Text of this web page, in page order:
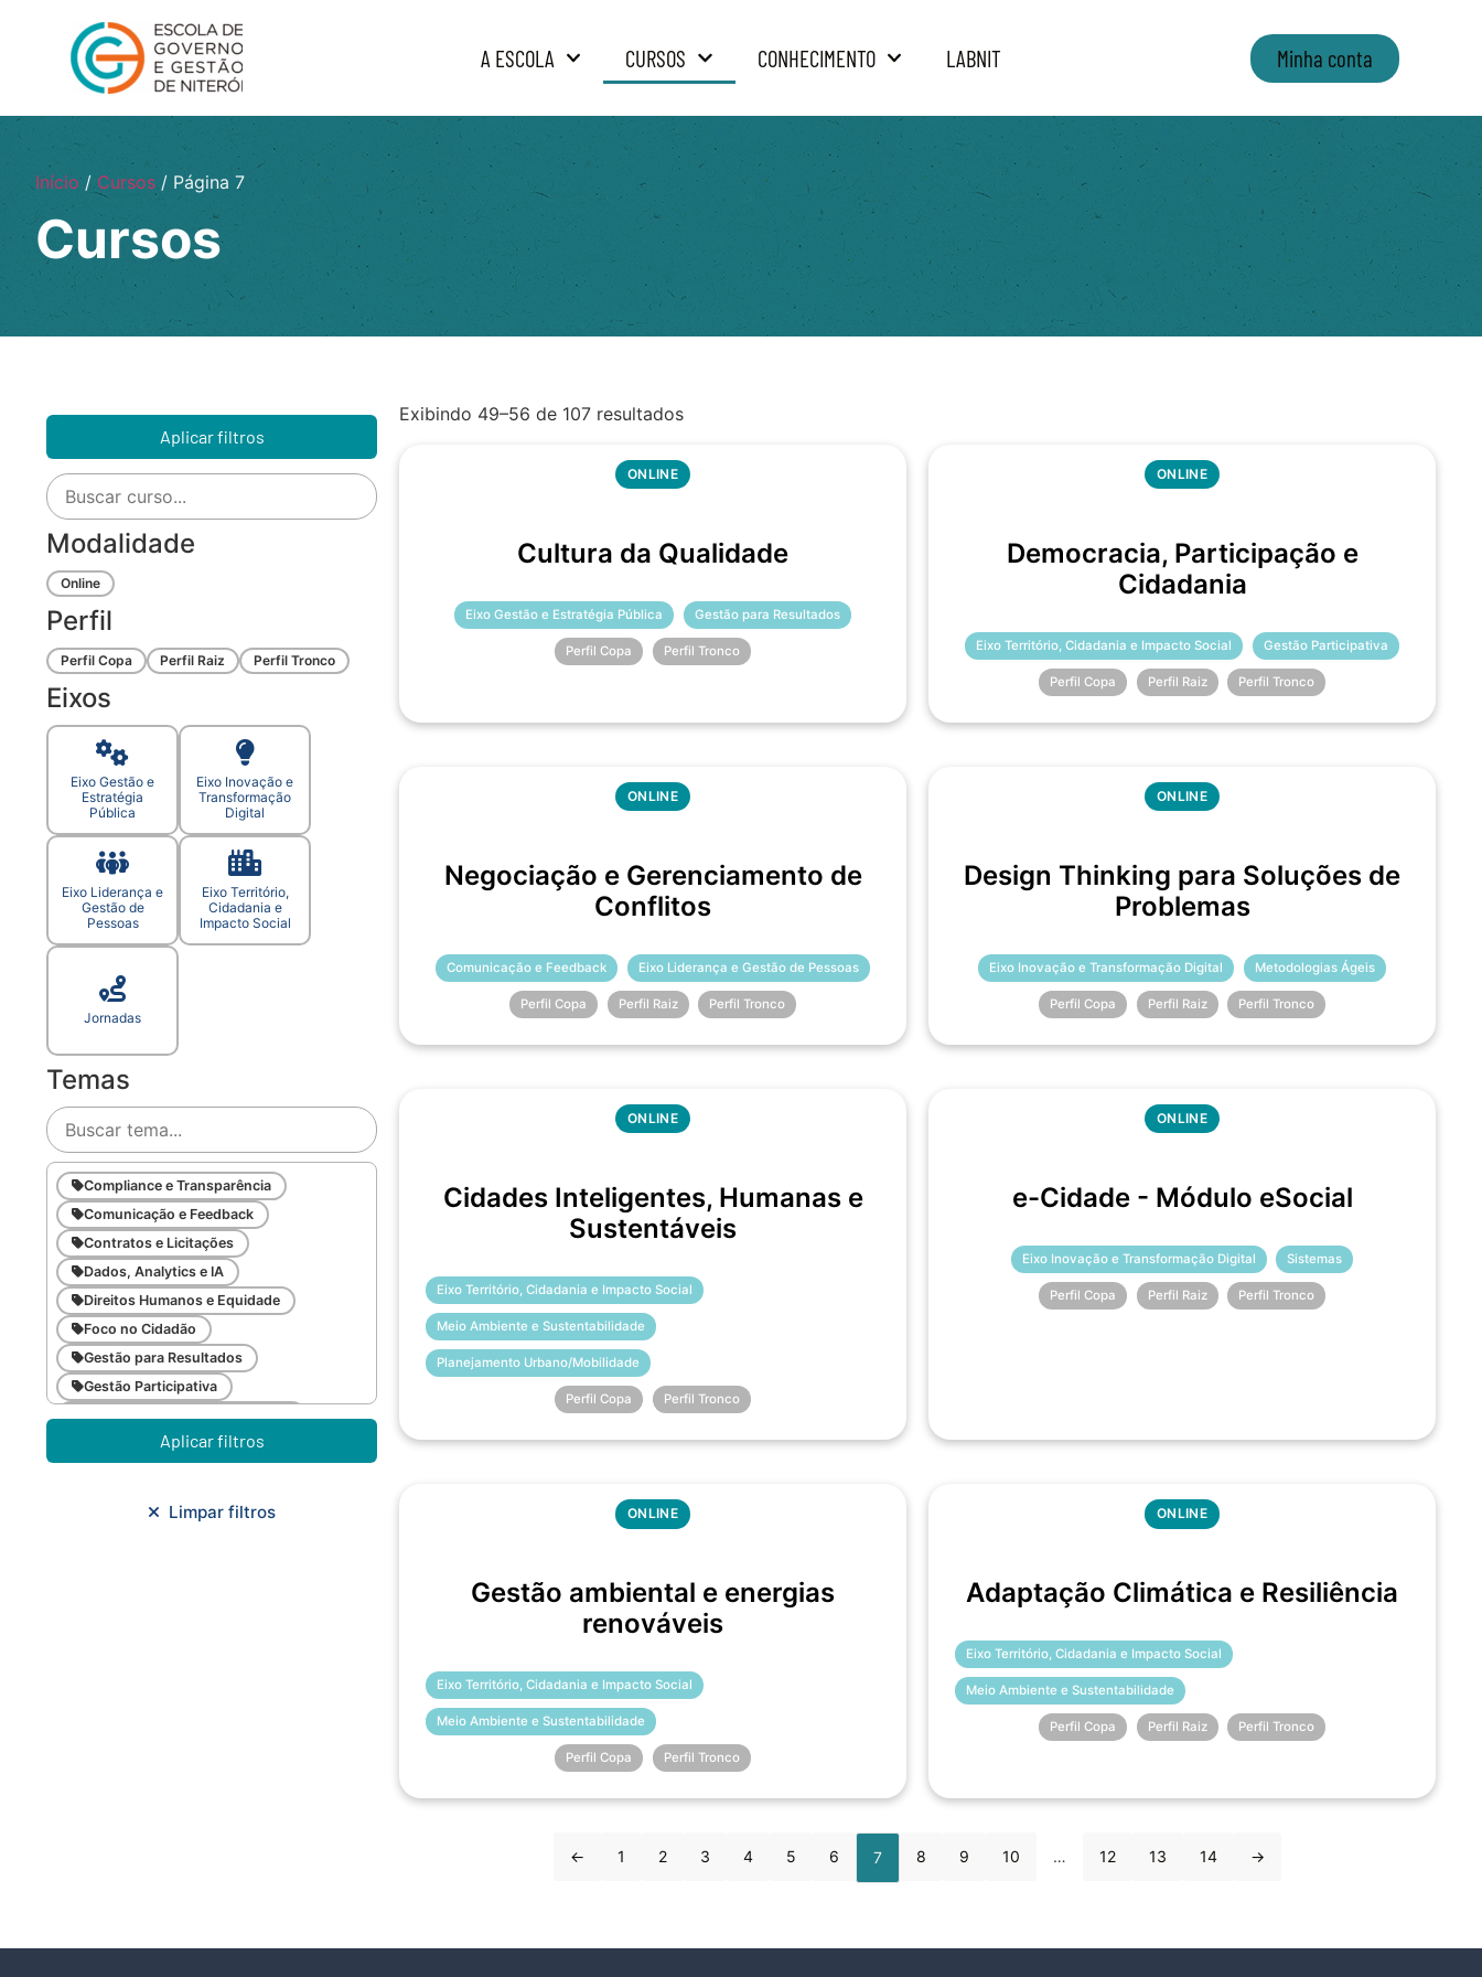
A ESCOLA CURSOS CONHECIMENTO LABNIT Minha conta
Início/Cursos/ Página 7
Cursos
Aplicar filtros
Modalidade
Online
Perfil
Perfil Copa Perfil Raiz Perfil Tronco
Eixos
Eixo Gestão e
Estratégia
Pública
Eixo Inovação e
Transformação
Digital
Eixo Liderança e
Gestão de
Pessoas
Eixo Território,
Cidadania e
Impacto Social
Jornadas
Temas
Compliance e Transparência
Comunicação e Feedback
Contratos e Licitações
Dados, Analytics e IA
Direitos Humanos e Equidade
Foco no Cidadão
Gestão para Resultados
Gestão Participativa
Inovação e Gestão da Mudança
Inteligência Emocional
Meio Ambiente e Sustentabilidade
Aplicar filtros
Limpar filtros
Exibindo 49–56 de 107 resultados
ONLINE
Cultura da Qualidade
Eixo Gestão e Estratégia Pública Gestão para Resultados
Perfil Copa Perfil Tronco
ONLINE
Democracia, Participação e
Cidadania
Eixo Território, Cidadania e Impacto Social Gestão Participativa
Perfil Copa Perfil Raiz Perfil Tronco
ONLINE
Negociação e Gerenciamento de
Conflitos
Comunicação e Feedback Eixo Liderança e Gestão de Pessoas
Perfil Copa Perfil Raiz Perfil Tronco
ONLINE
Design Thinking para Soluções de
Problemas
Eixo Inovação e Transformação Digital Metodologias Ágeis
Perfil Copa Perfil Raiz Perfil Tronco
ONLINE
Cidades Inteligentes, Humanas e
Sustentáveis
Eixo Território, Cidadania e Impacto Social
Meio Ambiente e Sustentabilidade
Planejamento Urbano/Mobilidade
Perfil Copa Perfil Tronco
ONLINE
e-Cidade - Módulo eSocial
Eixo Inovação e Transformação Digital Sistemas
Perfil Copa Perfil Raiz Perfil Tronco
ONLINE
Gestão ambiental e energias
renováveis
Eixo Território, Cidadania e Impacto Social
Meio Ambiente e Sustentabilidade
Perfil Copa Perfil Tronco
ONLINE
Adaptação Climática e Resiliência
Eixo Território, Cidadania e Impacto Social
Meio Ambiente e Sustentabilidade
Perfil Copa Perfil Raiz Perfil Tronco
← 1 2 3 4 5 6 7 8 9 10 … 12 13 14 →